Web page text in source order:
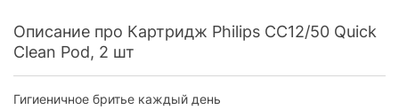
Описание про Картридж Philips CC12/50 Quick
Clean Pod, 2 шт
Гигиеничное бритье каждый день